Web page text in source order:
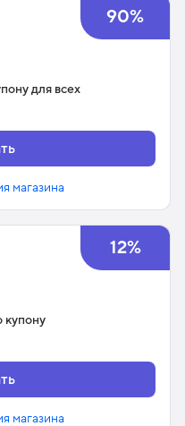
90%
для всех
магазина
12%
купону
магазина